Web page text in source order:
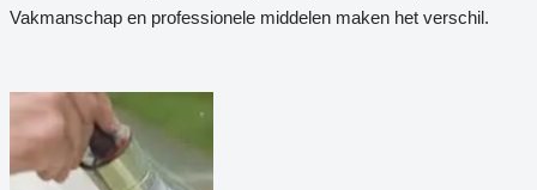
Vakmanschap en professionele middelen maken het verschil.